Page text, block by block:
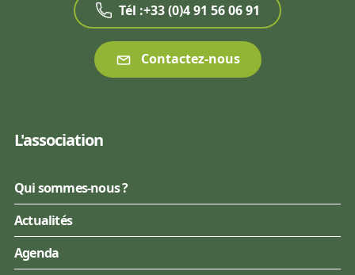
Tél :+33 (0)4 91 56 06 91
Contactez-nous
L'association
Qui sommes-nous ?
Actualités
Agenda